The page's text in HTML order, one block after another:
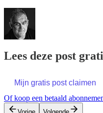
Lees deze post
Mijn gratis post claimen
Of koop een betaald